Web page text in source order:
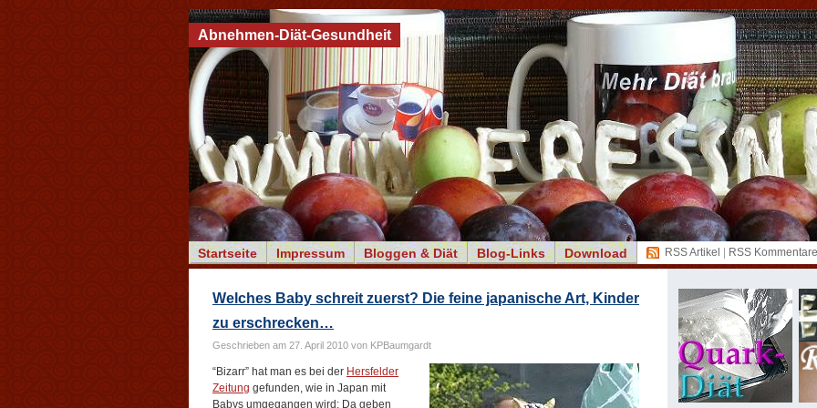
Startseite Impressum Bloggen & Diät Blog-Links Download RSS Artikel RSS Kommentare
Abnehmen-Diät-Gesundheit
Welches Baby schreit zuerst? Die feine japanische Art, Kinder
zu erschrecken…
Geschrieben am 27. April 2010 von KPBaumgardt
“Bizarr” hat man es bei der Hersfelder
Zeitung gefunden, wie in Japan mit
Babys umgegangen wird: Da geben